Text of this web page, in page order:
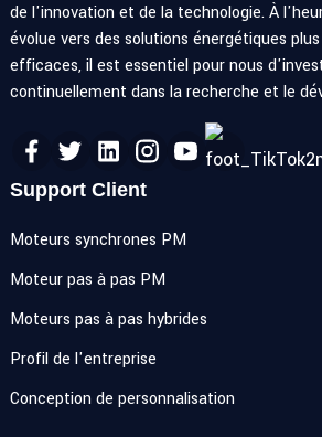
de l'innovation et de la technologie. À
évolue vers des solutions énergétiques
efficaces, il est essentiel pour nous
continuellement dans la recherche et le
Support Client
Moteurs synchrones PM
Moteur pas à pas PM
Moteurs pas à pas hybrides
Profil de l'entreprise
Conception de personnalisation